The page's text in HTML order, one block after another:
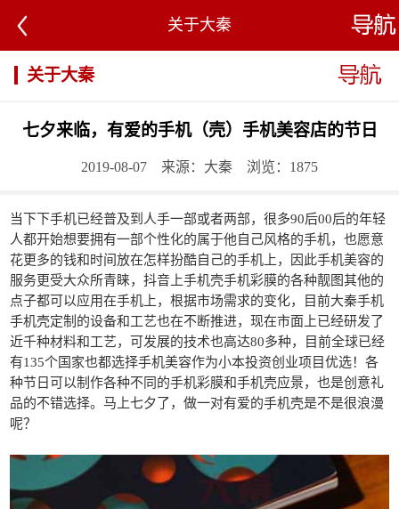
关于大秦
关于大秦
七夕来临，有爱的手机（壳）手机美容店的节日
2019-08-07 来源：大秦 浏览：1875
当下下手机已经普及到人手一部或者两部，很多90后00后的年轻
人都开始想要拥有一部个性化的属于他自己风格的手机，也愿意
花更多的钱和时间放在怎样扮酷自己的手机上，因此手机美容的
服务更受大众所青睐，抖音上手机壳手机彩膜的各种靓图其他的
点子都可以应用在手机上，根据市场需求的变化，目前大秦手机
手机壳定制的设备和工艺也在不断推进，现在市面上已经研发了
近千种材料和工艺，可发展的技术也高达80多种，目前全球已经
有135个国家也都选择手机美容作为小本投资创业项目优选！各
种节日可以制作各种不同的手机彩膜和手机壳应景，也是创意礼
品的不错选择。马上七夕了，做一对有爱的手机壳是不是很浪漫
呢？